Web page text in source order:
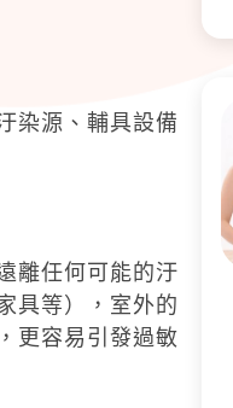
染源、輔具設備
離任何可能的汙
具等），室外的
更容易引發過敏